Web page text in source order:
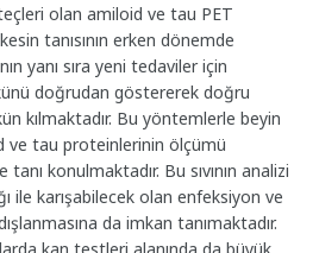
olan amiloid ve tau PET
tanısının erken dönemde
yanı sıra yeni tedaviler için
doğrudan göstererek doğru
kılmaktadır. Bu yöntemlerle beyin
ve tau proteinlerinin ölçümü
konulmaktadır. Bu sıvının analizi
ile karışabilecek olan enfeksiyon ve
da imkan tanımaktadır.
kan testleri alanında da büyük